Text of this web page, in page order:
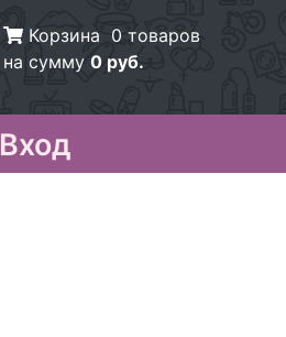
Корзина 0 товаров
на сумму 0 руб.
Вход